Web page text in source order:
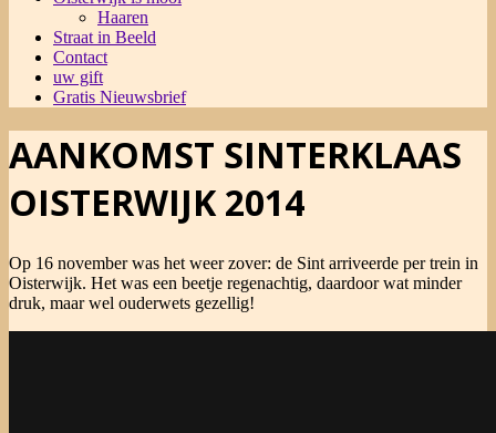
Haaren
Straat in Beeld
Contact
uw gift
Gratis Nieuwsbrief
AANKOMST SINTERKLAAS
OISTERWIJK 2014
Op 16 november was het weer zover: de Sint arriveerde per trein in
Oisterwijk. Het was een beetje regenachtig, daardoor wat minder
druk, maar wel ouderwets gezellig!